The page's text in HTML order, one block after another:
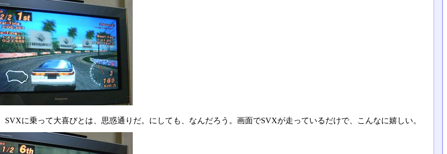
SVXに乗って大喜びとは、思惑通りだ。にしても、なんだろう。画面でSVXが走っているだけで、こんなに嬉しい。